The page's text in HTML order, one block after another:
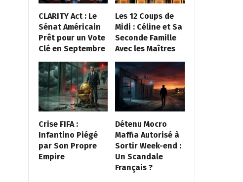
CLARITY Act : Le
Sénat Américain
Prêt pour un Vote
Clé en Septembre
Les 12 Coups de
Midi : Céline et Sa
Seconde Famille
Avec les Maîtres
Crise FIFA :
Infantino Piégé
par Son Propre
Empire
Détenu Mocro
Maffia Autorisé à
Sortir Week-end :
Un Scandale
Français ?